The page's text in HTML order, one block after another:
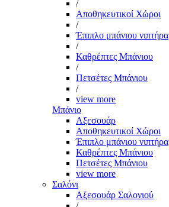
/
Αποθηκευτικοί Χώροι
/
Έπιπλο μπάνιου νιπτήρα
/
Καθρέπτες Μπάνιου
/
Πετσέτες Μπάνιου
/
view more
Μπάνιο
Αξεσουάρ
Αποθηκευτικοί Χώροι
Έπιπλο μπάνιου νιπτήρα
Καθρέπτες Μπάνιου
Πετσέτες Μπάνιου
view more
Σαλόνι
Αξεσουάρ Σαλονιού